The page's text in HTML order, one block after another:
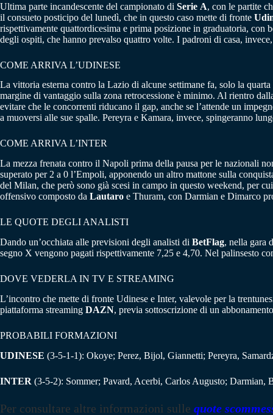
Ultima parte incandescente del campionato di Serie A, con le partite
il consueto posticipo del lunedì, che in questo caso mette di fronte
rispettivamente quattordicesima e prima posizione in graduatoria,
degli ospiti, che hanno prevalso quattro volte. I padroni di casa,
COME ARRIVA L’UDINESE
La vittoria esterna contro la Lazio di alcune settimane fa, solo la quarta
margine di vantaggio sulla zona retrocessione è minimo. Al rientro
evitare che le concorrenti riducano il gap, anche se l’attende un
a muoversi alle sue spalle. Pereyra e Kamara, invece, spingeranno
COME ARRIVA L’INTER
La mezza frenata contro il Napoli prima della pausa per le nazionali
superato per 2 a 0 l’Empoli, apponendo un altro mattone sulla
del Milan, che però sono già scesi in campo in questo weekend, per
offensivo composto da Lautaro e Thuram, con Darmian e Dimarco
LE QUOTE DEGLI ANALISTI
Dando un’occhiata alle previsioni degli analisti di BetFlag, nella gara
segno X vengono pagati rispettivamente 7,25 e 4,70. Nel palinsesto
DOVE VEDERLA IN TV E STREAMING
L’incontro che mette di fronte Udinese e Inter, valevole per la
piattaforma streaming DAZN, previa sottoscrizione di un
PROBABILI FORMAZIONI
UDINESE (3-5-1-1): Okoye; Perez, Bijol, Giannetti; Pereyra,
INTER (3-5-2): Sommer; Pavard, Acerbi, Carlos Augusto;
Per consultare altre informazioni sulle quote